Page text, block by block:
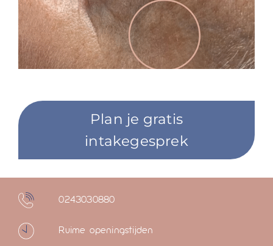
Plan je gratis
intakegesprek
0243030880
Ruime openingstijden